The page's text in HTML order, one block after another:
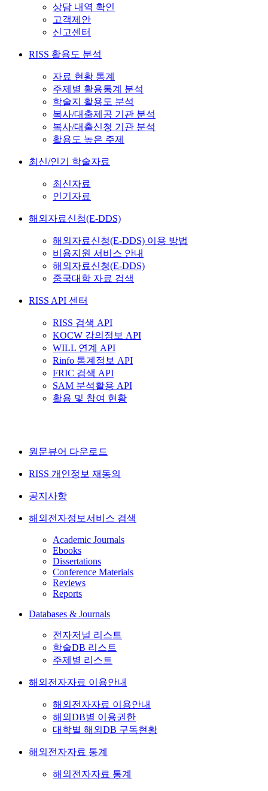
상담 내역 확인
고객제안
신고센터
RISS 활용도 분석
자료 현황 통계
주제별 활용통계 분석
학술지 활용도 분석
복사/대출제공 기관 분석
복사/대출신청 기관 분석
활용도 높은 주제
최신/인기 학술자료
최신자료
인기자료
해외자료신청(E-DDS)
해외자료신청(E-DDS) 이용 방법
비용지원 서비스 안내
해외자료신청(E-DDS)
중국대학 자료 검색
RISS API 센터
RISS 검색 API
KOCW 강의정보 API
WILL 연계 API
Rinfo 통계정보 API
FRIC 검색 API
SAM 분석활용 API
활용 및 참여 현황
원문뷰어 다운로드
RISS 개인정보 재동의
공지사항
해외전자정보서비스 검색
Academic Journals
Ebooks
Dissertations
Conference Materials
Reviews
Reports
Databases & Journals
전자저널 리스트
학술DB 리스트
주제별 리스트
해외전자자료 이용안내
해외전자자료 이용안내
해외DB별 이용권한
대학별 해외DB 구독현황
해외전자자료 통계
해외전자자료 통계